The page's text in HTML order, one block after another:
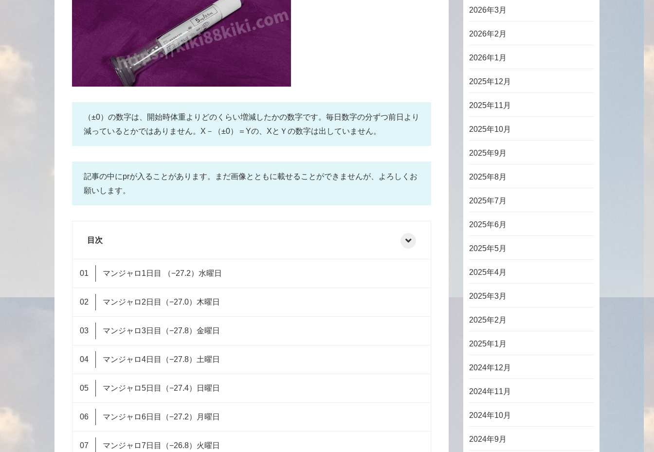
（±0）の数字は、開始時体重よりどのくらい増減したかの数字です。毎日数字の分ずつ前日より
減っているとかではありません。X－（±0）＝Yの、XとＹの数字は出していません。
記事の中にprが入ることがあります。まだ画像とともに載せることができませんが、よろしくお
願いします。
目次
マンジャロ1日目 （−27.2）水曜日
マンジャロ2日目（−27.0）木曜日
マンジャロ3日目（−27.8）金曜日
マンジャロ4日目（−27.8）土曜日
マンジャロ5日目（−27.4）日曜日
マンジャロ6日目（−27.2）月曜日
マンジャロ7日目（−26.8）火曜日
2026年3月
2026年2月
2026年1月
2025年12月
2025年11月
2025年10月
2025年9月
2025年8月
2025年7月
2025年6月
2025年5月
2025年4月
2025年3月
2025年2月
2025年1月
2024年12月
2024年11月
2024年10月
2024年9月